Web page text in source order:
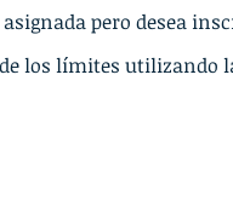
asignada pero desea
los límites utilizando